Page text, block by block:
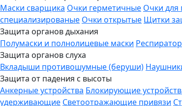
Маски сварщика Очки герметичные Очки для
специализированые Очки открытые Щитки
Защита органов дыхания
Полумаски и полнолицевые маски
Защита органов слуха
Вкладыши противошумные (беруши)
Защита от падения с высоты
Анкерные устройства Блокирующие
удерживающие Светоотражающие привязи